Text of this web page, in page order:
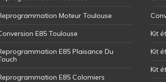
Moteur Toulouse
E85 Toulouse
E85 Plaisance Du
E85 Colomiers
Kit
Kit
Kit